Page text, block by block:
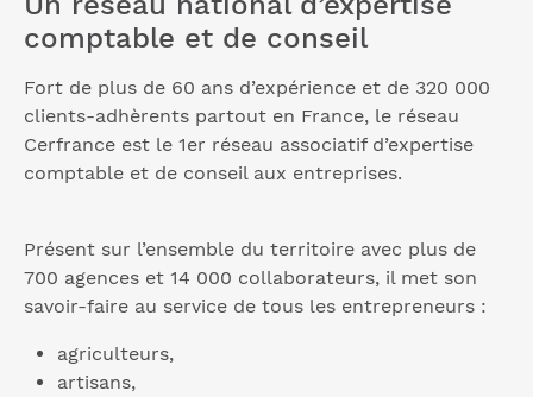
comptable et de conseil
Fort de plus de 60 ans d’expérience et de 320 000
clients-adhèrents partout en France, le réseau
Cerfrance est le 1er réseau associatif d’expertise
comptable et de conseil aux entreprises.
Présent sur l’ensemble du territoire avec plus de
700 agences et 14 000 collaborateurs, il met son
savoir-faire au service de tous les entrepreneurs :
agriculteurs,
artisans,